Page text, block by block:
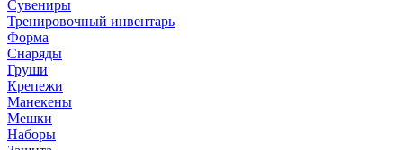
Сувениры
Тренировочный инвентарь
Форма
Снаряды
Груши
Крепежи
Манекены
Мешки
Наборы